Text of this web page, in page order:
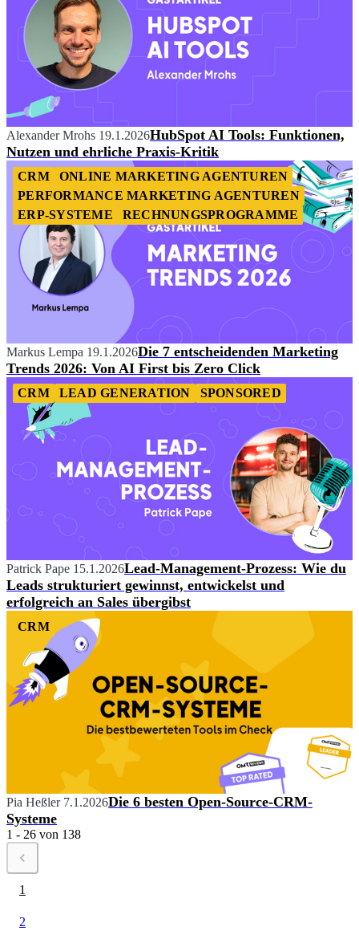
Alexander Mrohs 19.1.2026HubSpot AI Tools: Funktionen,
Nutzen und ehrliche Praxis-Kritik
CRM
ONLINE MARKETING AGENTUREN
PERFORMANCE MARKETING AGENTUREN
ERP-SYSTEME
RECHNUNGSPROGRAMME
Markus Lempa 19.1.2026Die 7 entscheidenden Marketing
Trends 2026: Von AI First bis Zero Click
CRM LEAD GENERATION SPONSORED
Patrick Pape 15.1.2026Lead-Management-Prozess: Wie du
Leads strukturiert gewinnst, entwickelst und
erfolgreich an Sales übergibst
CRM
Pia Heßler 7.1.2026Die 6 besten Open-Source-CRM-
Systeme
1 - 26 von 138
1
2